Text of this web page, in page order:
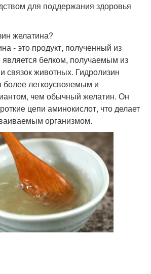
для поддержания здоровья
желатина?
- это продукт, полученный из
белком, получаемым из
связок животных. Гидролизин
более легкоусвояемым и
чем обычный желатин. Он
цепи аминокислот, что делает
организмом.